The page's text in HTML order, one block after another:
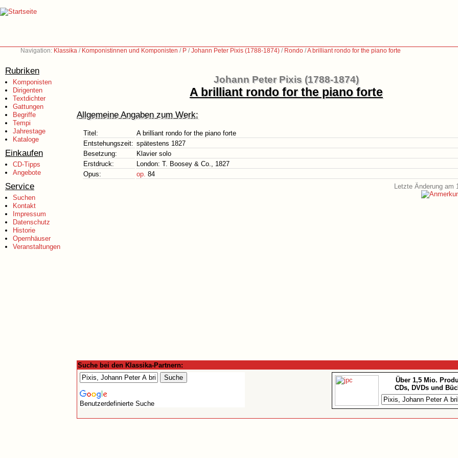
Navigation: Klassika / Komponistinnen und Komponisten / P /Johann Peter Pixis (1788-1874) / Rondo /A brilliant rondo for the piano forte
Rubriken
Komponisten
Dirigenten
Textdichter
Gattungen
Begriffe
Tempi
Jahrestage
Kataloge
Einkaufen
CD-Tipps
Angebote
Service
Suchen
Kontakt
Impressum
Datenschutz
Historie
Opernhäuser
Veranstaltungen
Johann Peter Pixis (1788-1874)
A brilliant rondo for the piano forte
Allgemeine Angaben zum Werk:
Titel:
A brilliant rondo for the piano forte
Entstehungszeit: spätestens 1827
Besetzung:
Klavier solo
Erstdruck:
London: T. Boosey & Co., 1827
Opus:
op. 84
Letzte Änderung am
Suche bei den Klassika-Partnern:
Benutzerdefinierte Suche
Über 1,5 Mio.
CDs, DVDs und